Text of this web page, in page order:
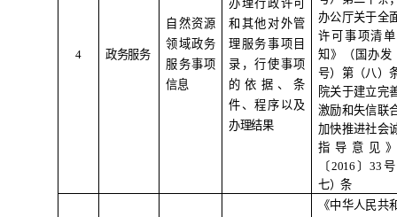
4 政务服务
自然资源
领域政务
服务事项
信息
办理行政许可
和其他对外管
理服务事项目
录，行使事项
的依据、条
件、程序以及
办理结果
办公厅关于全
许可事项清
知》（国办发
号）第（八）
院关于建立完
激励和失信联
加快推进社会
指导意见
〔2016 〕33
七）条
《中华人民共